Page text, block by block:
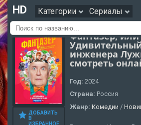
HD Категории Сериалы
ДОБАВИТЬ
В
ИЗБРАННОЕ
Фантазёр, или
инженера
смотреть
Год: 2024
Страна: Россия
Жанр: Комедии /